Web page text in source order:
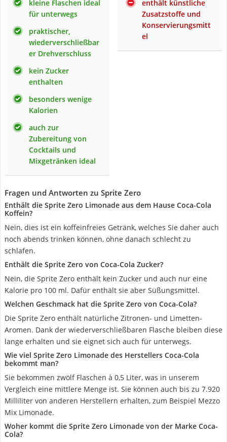
kleine Flaschen ideal
für unterwegs
praktischer,
wiederverschließbar
er Drehverschluss
kein Zucker
enthalten
besonders wenige
Kalorien
auch zur
Zubereitung von
Cocktails und
Mixgetränken ideal
enthält künstliche
Zusatzstoffe und
Konservierungsmitt
el
Fragen und Antworten zu Sprite Zero
Enthält die Sprite Zero Limonade aus dem Hause Coca-Cola
Koffein?
Nein, dies ist ein koffeinfreies Getränk, welches Sie daher auch
noch abends trinken können, ohne danach schlecht zu
schlafen.
Enthält die Sprite Zero von Coca-Cola Zucker?
Nein, die Sprite Zero enthält kein Zucker und auch nur eine
Kalorie pro 100 ml. Dafür enthält sie aber Süßungsmittel.
Welchen Geschmack hat die Sprite Zero von Coca-Cola?
Die Sprite Zero enthält natürliche Zitronen- und Limetten-
Aromen. Dank der wiederverschließbaren Flasche bleiben diese
lange erhalten und sie eignet sich auch für unterwegs.
Wie viel Sprite Zero Limonade des Herstellers Coca-Cola
bekommt man?
Sie bekommen zwölf Flaschen à 0,5 Liter, was in unserem
Vergleich eine mittlere Menge ist. Sie können auch bis zu 7.920
Milliliter von anderen Herstellern erhalten, zum Beispiel Mezzo
Mix Limonade.
Woher kommt die Sprite Zero Limonade von der Marke Coca-
Cola?